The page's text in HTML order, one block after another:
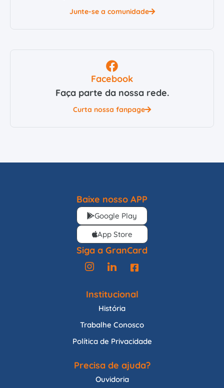
Junte-se a comunidade
Facebook
Faça parte da nossa rede.
Curta nossa fanpage
Baixe nosso APP
Google Play
App Store
Siga a GranCard
Institucional
História
Trabalhe Conosco
Política de Privacidade
Precisa de ajuda?
Ouvidoria